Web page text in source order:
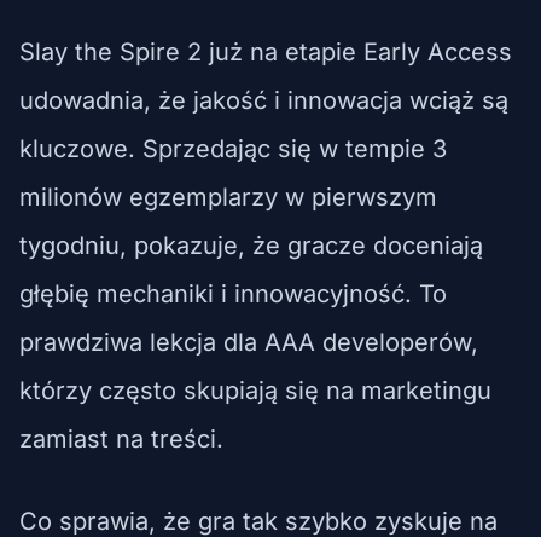
Slay the Spire 2 już na etapie Early Access
udowadnia, że jakość i innowacja wciąż są
kluczowe. Sprzedając się w tempie 3
milionów egzemplarzy w pierwszym
tygodniu, pokazuje, że gracze doceniają
głębię mechaniki i innowacyjność. To
prawdziwa lekcja dla AAA developerów,
którzy często skupiają się na marketingu
zamiast na treści.
Co sprawia, że gra tak szybko zyskuje na